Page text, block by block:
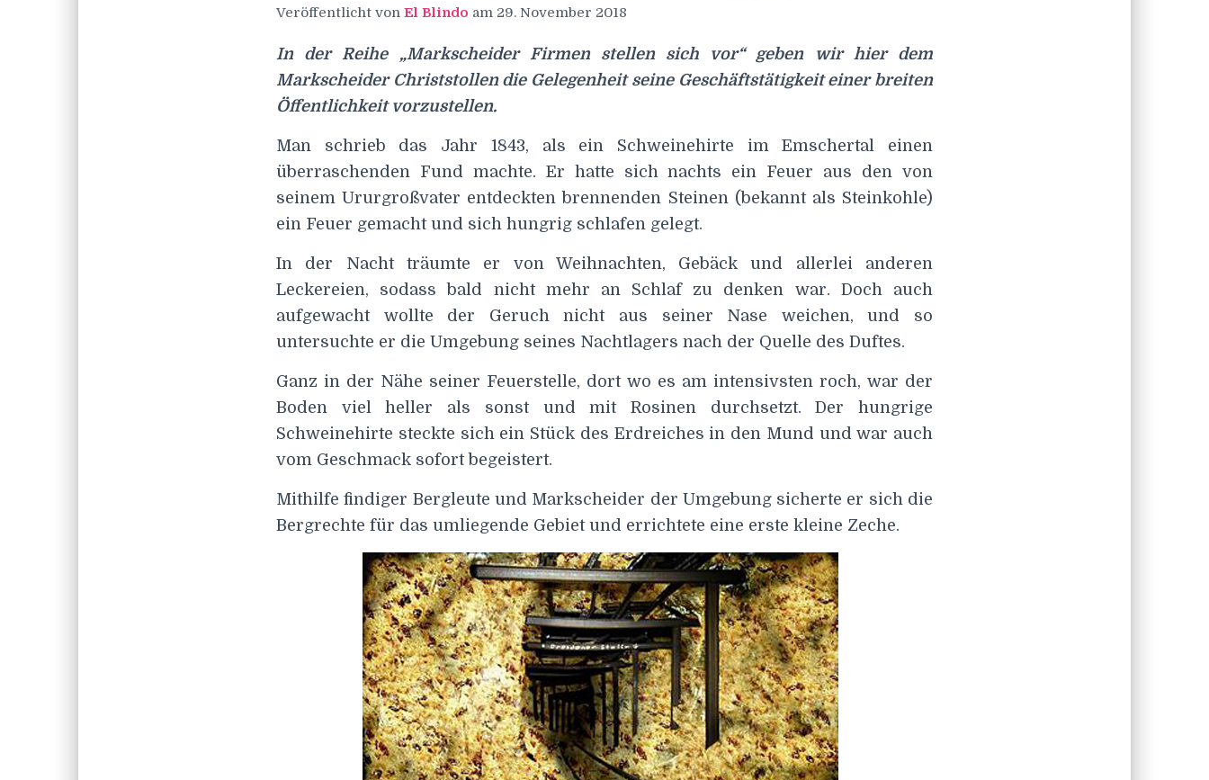
Veröffentlicht von El Blindo am 29. November 2018
In der Reihe „Markscheider Firmen stellen sich vor“ geben wir hier dem
Markscheider Christstollen die Gelegenheit seine Geschäftstätigkeit einer breiten
Öffentlichkeit vorzustellen.
Man schrieb das Jahr 1843, als ein Schweinehirte im Emschertal einen
überraschenden Fund machte. Er hatte sich nachts ein Feuer aus den von
seinem Ururgroßvater entdeckten brennenden Steinen (bekannt als Steinkohle)
ein Feuer gemacht und sich hungrig schlafen gelegt.
In der Nacht träumte er von Weihnachten, Gebäck und allerlei anderen
Leckereien, sodass bald nicht mehr an Schlaf zu denken war. Doch auch
aufgewacht wollte der Geruch nicht aus seiner Nase weichen, und so
untersuchte er die Umgebung seines Nachtlagers nach der Quelle des Duftes.
Ganz in der Nähe seiner Feuerstelle, dort wo es am intensivsten roch, war der
Boden viel heller als sonst und mit Rosinen durchsetzt. Der hungrige
Schweinehirte steckte sich ein Stück des Erdreiches in den Mund und war auch
vom Geschmack sofort begeistert.
Mithilfe findiger Bergleute und Markscheider der Umgebung sicherte er sich die
Bergrechte für das umliegende Gebiet und errichtete eine erste kleine Zeche.